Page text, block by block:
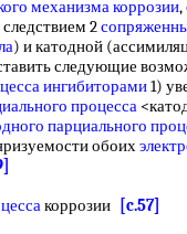
механизма коррозии,
следствием 2
) и катодной
следующие
ингибиторами1)
процесса
парциального
обоих
коррозии
[c.57]